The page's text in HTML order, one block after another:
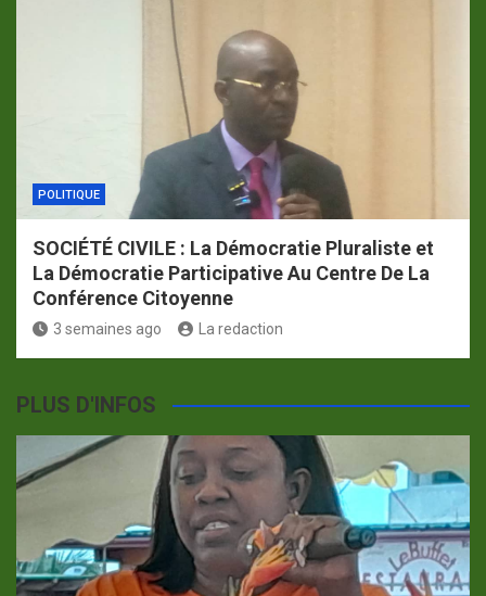
POLITIQUE
SOCIÉTÉ CIVILE : La Démocratie Pluraliste et
La Démocratie Participative Au Centre De La
Conférence Citoyenne
3 semaines ago La redaction
PLUS D'INFOS